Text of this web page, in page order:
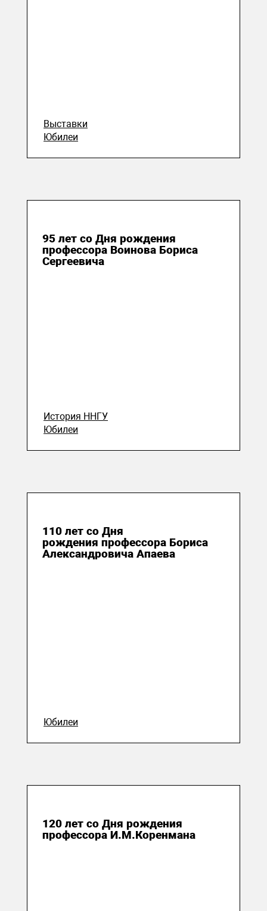
Выставки
Юбилеи
95 лет со Дня рождения
профессора Воинова Бориса
Сергеевича
История ННГУ
Юбилеи
110 лет со Дня
рождения профессора Бориса
Александровича Апаева
Юбилеи
120 лет со Дня рождения
профессора И.М.Коренмана